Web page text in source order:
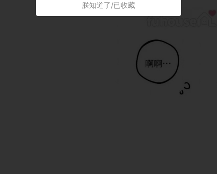
朕知道了/已收藏